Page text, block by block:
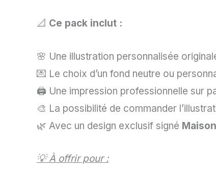
📐 Ce pack inclut :
🌸 Une illustration personnalisée
💌 Le choix d’un fond neutre ou
🖨️ Une impression professionnelle sur
🎨 La possibilité de commander
🌿 Avec un design exclusif signé
💡 À offrir pour :